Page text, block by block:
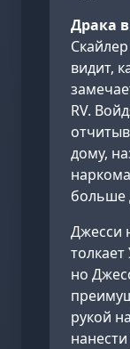
Драка в
видит,
RV.
дому,
больше
Джесси
но
рукой